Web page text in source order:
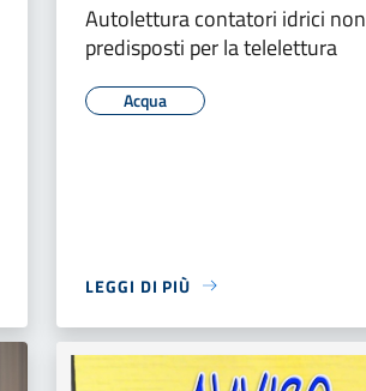
Autolettura contatori idrici non
predisposti per la telelettura
Acqua
LEGGI DI PIÙ